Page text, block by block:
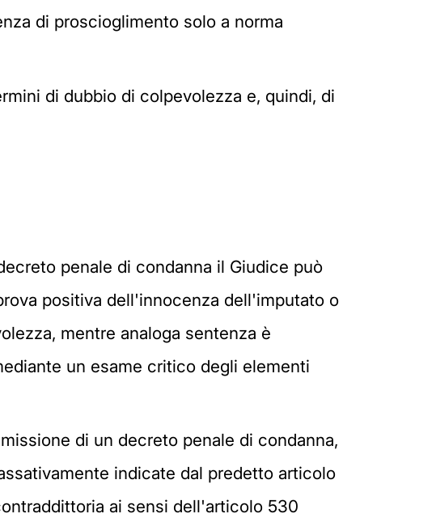
di proscioglimento solo a norma
di dubbio di colpevolezza e, quindi, di
penale di condanna il Giudice può
positiva dell'innocenza dell'imputato o
mentre analoga sentenza è
un esame critico degli elementi
di un decreto penale di condanna,
indicate dal predetto articolo
ai sensi dell'articolo 530